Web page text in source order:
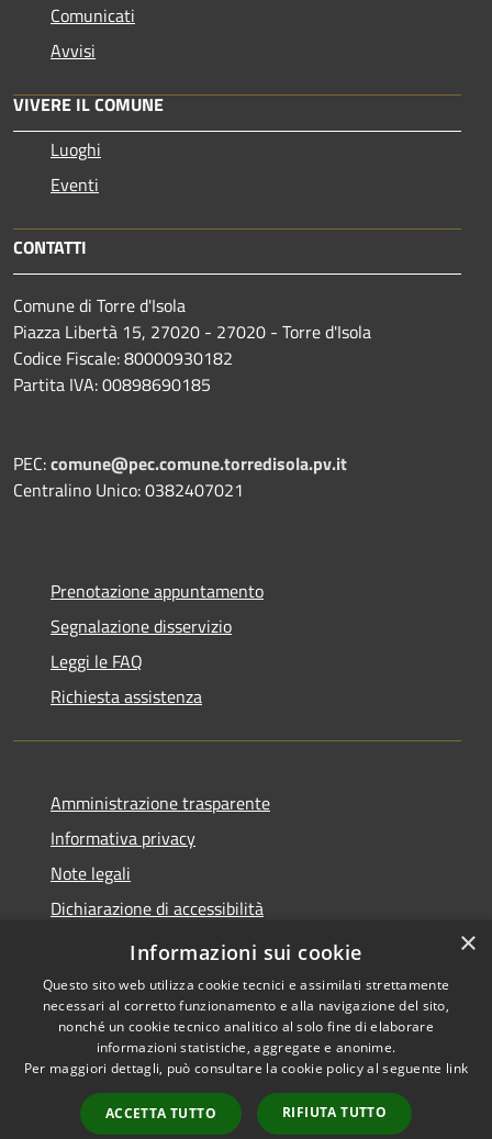
Comunicati
Avvisi
VIVERE IL COMUNE
Luoghi
Eventi
CONTATTI
Comune di Torre d'Isola
Piazza Libertà 15, 27020 - 27020 - Torre d'Isola
Codice Fiscale: 80000930182
Partita IVA: 00898690185
PEC:comune@pec.comune.torredisola.pv.it
Centralino Unico: 0382407021
Prenotazione appuntamento
Segnalazione disservizio
Leggi le FAQ
Richiesta assistenza
Amministrazione trasparente
Informativa privacy
Note legali
Dichiarazione di accessibilità
Whistleblowing-segnalazione illeciti
Accessibilità
Copyright © 2026 • Comune di
Torre d'Isola • Powered by
Municipium•
Accesso
×
Informazioni sui cookie
Questo sito web utilizza cookie tecnici e assimilati strettamente
necessari al corretto funzionamento e alla navigazione del sito,
nonché un cookie tecnico analitico al solo fine di elaborare
informazioni statistiche, aggregate e anonime.
Per maggiori dettagli, può consultare la cookie policy al seguente link
ACCETTA TUTTO RIFIUTA TUTTO